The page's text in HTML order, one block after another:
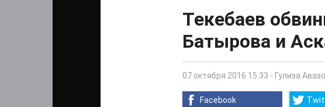
Текебаев
Батырова и
07 октября 2016 15:33 - Гулиза
Facebook